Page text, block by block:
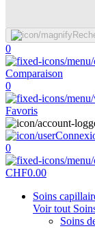
0
Comparaison
0
Favoris
0
CHF0.00
Soins
Voir tout
Soins